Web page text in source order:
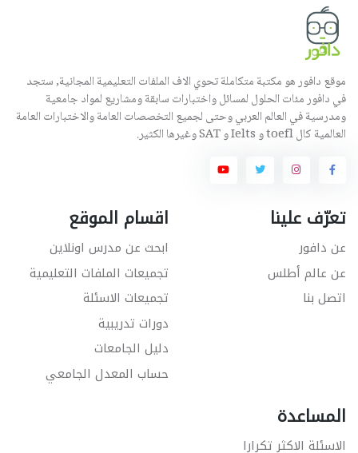
موقع دافور هو مكتبة متكاملة تحوي الاف الملفات التعليمية المجانية, ستجد
في دافور مئات الحلول لمسائل واختبارات سابقة ومشاريع لمواد جامعية
ومدرسية في العالم العربي وحتى لجميع التخصصات العامة والاختبارات العامة
العالمية كال toefl و Ielts و SAT وغيرها الكثير.
تعرّف علينا
عن دافور
عن عالم أطلس
اتصل بنا
اقسام الموقع
ابحث عن مدرس اونلاين
تجميعات الملفات التعليمية
تجميعات الاسئلة
دورات تدريبية
دليل الجامعات
حساب المعدل الجامعي
المساعدة
الاسئلة الاكثر تكرارا